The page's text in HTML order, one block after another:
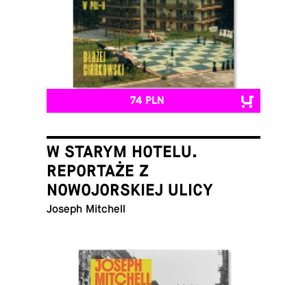
74 PLN
W STARYM HOTELU.
REPORTAŻE Z
NOWOJORSKIEJ ULICY
Joseph Mitchell